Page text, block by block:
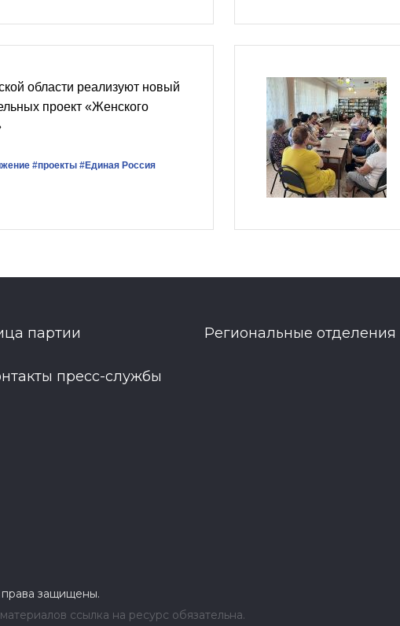
области реализуют новый
проект «Женского
#проекты #Единая Россия
партии Региональные отделения
пресс-службы
защищены.
ссылка на ресурс обязательна.